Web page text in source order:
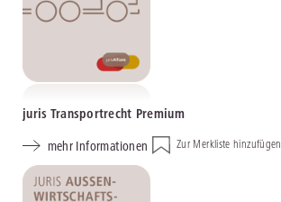
juris Transportrecht Premium
mehr Informationen
Zur Merkliste hinzufügen